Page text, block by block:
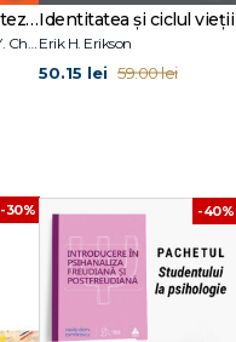
Sentimentele și fanteziile sexuale ale terapeuțilorIdentitatea și ciclul vieții
Erik H. Erikson
50.15 lei 59.00 lei
-30% -40%